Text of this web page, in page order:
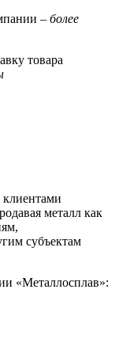
– более
товара
клиентами
металл как
субъектам
«Металлосплав»: